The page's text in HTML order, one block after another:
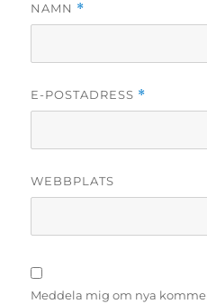
NAMN *
E-POSTADRESS *
WEBBPLATS
Meddela mig om nya